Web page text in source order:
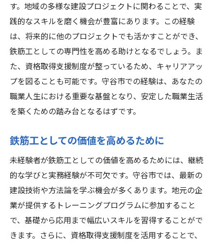
す。地域の多様な建設プロジェクトに関わることで、実
践的なスキルを磨く機会が豊富にあります。この経験
は、将来的に他のプロジェクトでも活かすことができ、
鉄筋工としての専門性を高める助けとなるでしょう。ま
た、資格取得支援制度が整っているため、キャリアアッ
プを図ることも可能です。守谷市での経験は、あなたの
職業人生における重要な基盤となり、安定した職業生活
を築くための踏み台となるはずです。
鉄筋工としての価値を高めるために
未経験者が鉄筋工としての価値を高めるためには、継続
的な学びと実務経験が不可欠です。守谷市では、最新の
建設技術や方法論を学ぶ機会が多くあります。地元の企
業が提供するトレーニングプログラムに参加すること
で、基礎から応用まで幅広いスキルを習得することがで
きます。さらに、資格取得支援制度を活用することで、